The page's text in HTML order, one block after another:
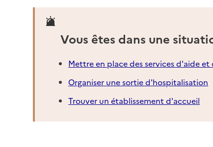
Vous êtes dans une
Mettre en place des services d'aide et
Organiser une sortie d'hospitalisation
Trouver un établissement d'accueil